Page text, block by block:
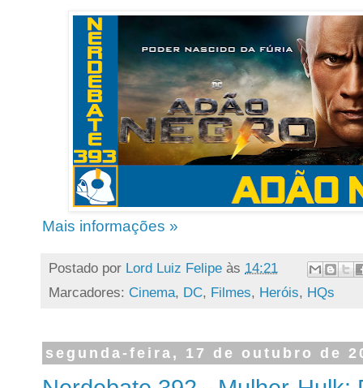
Mais informações »
Postado por Lord Luiz Felipe às 14:21
Marcadores: Cinema, DC, Filmes, Heróis, HQs
segunda-feira, 17 de outubro de